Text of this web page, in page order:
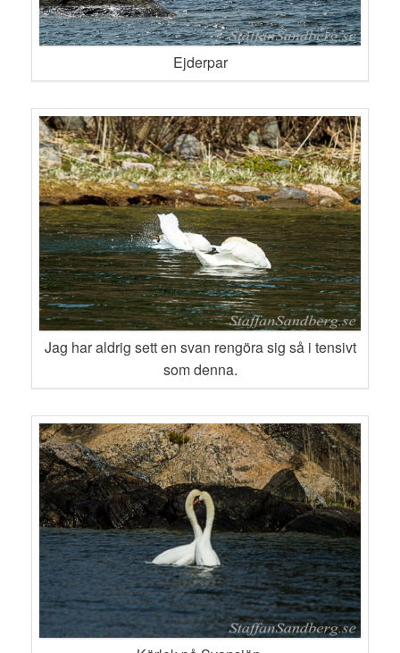
Ejderpar
Jag har aldrig sett en svan rengöra sig så i tensivt
som denna.